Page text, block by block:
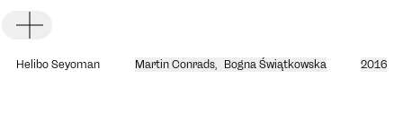
Helibo Seyoman Martin Conrads, Bogna Świątkowska 2016